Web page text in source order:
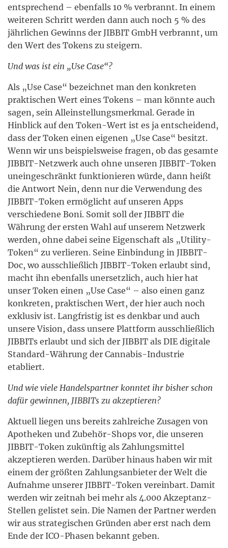
entsprechend – ebenfalls 10 % verbrannt. In einem
weiteren Schritt werden dann auch noch 5 % des
jährlichen Gewinns der JIBBIT GmbH verbrannt, um
den Wert des Tokens zu steigern.
Und was ist ein „Use Case“?
Als „Use Case“ bezeichnet man den konkreten
praktischen Wert eines Tokens – man könnte auch
sagen, sein Alleinstellungsmerkmal. Gerade in
Hinblick auf den Token-Wert ist es ja entscheidend,
dass der Token einen eigenen „Use Case“ besitzt.
Wenn wir uns beispielsweise fragen, ob das gesamte
JIBBIT-Netzwerk auch ohne unseren JIBBIT-Token
uneingeschränkt funktionieren würde, dann heißt
die Antwort Nein, denn nur die Verwendung des
JIBBIT-Token ermöglicht auf unseren Apps
verschiedene Boni. Somit soll der JIBBIT die
Währung der ersten Wahl auf unserem Netzwerk
werden, ohne dabei seine Eigenschaft als „Utility-
Token“ zu verlieren. Seine Einbindung in JIBBIT-
Doc, wo ausschließlich JIBBIT-Token erlaubt sind,
macht ihn ebenfalls unersetzlich, auch hier hat
unser Token einen „Use Case“ – also einen ganz
konkreten, praktischen Wert, der hier auch noch
exklusiv ist. Langfristig ist es denkbar und auch
unsere Vision, dass unsere Plattform ausschließlich
JIBBITs erlaubt und sich der JIBBIT als DIE digitale
Standard-Währung der Cannabis-Industrie
etabliert.
Und wie viele Handelspartner konntet ihr bisher schon
dafür gewinnen, JIBBITs zu akzeptieren?
Aktuell liegen uns bereits zahlreiche Zusagen von
Apotheken und Zubehör-Shops vor, die unseren
JIBBIT-Token zukünftig als Zahlungsmittel
akzeptieren werden. Darüber hinaus haben wir mit
einem der größten Zahlungsanbieter der Welt die
Aufnahme unserer JIBBIT-Token vereinbart. Damit
werden wir zeitnah bei mehr als 4.000 Akzeptanz-
Stellen gelistet sein. Die Namen der Partner werden
wir aus strategischen Gründen aber erst nach dem
Ende der ICO-Phasen bekannt geben.